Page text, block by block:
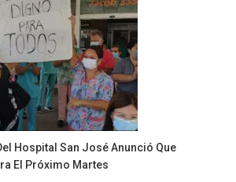
Hospital San José Anunció Que
El Próximo Martes